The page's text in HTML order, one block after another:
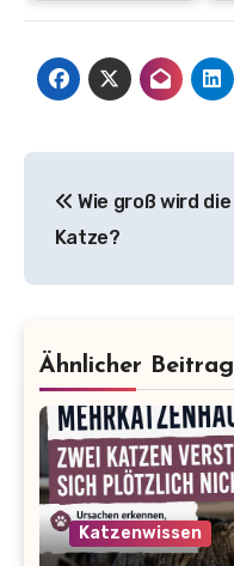
Wie groß wird die
Katze?
Ähnlicher Beitrag
Katzenwissen